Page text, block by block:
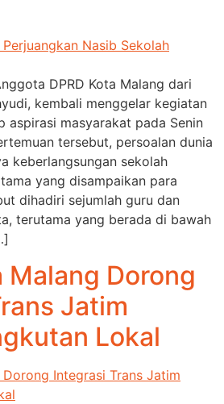
DPRD Kota Malang dari
kembali menggelar kegiatan
aspirasi masyarakat pada Senin
tersebut, persoalan dunia
keberlangsungan sekolah
yang disampaikan para
dihadiri sejumlah guru dan
terutama yang berada di bawah
Malang Dorong
Jatim
Lokal